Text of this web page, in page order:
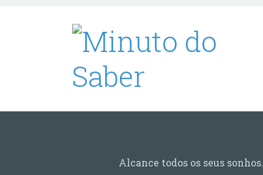
Alcance todos os seus sonhos.